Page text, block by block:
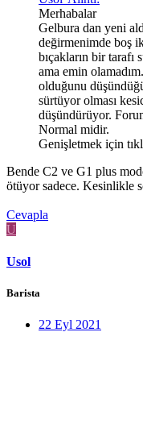
Merhabalar
Gelbura dan yeni
değirmenimde boş
bıçakların bir
ama emin
olduğunu
sürtüyor olması
düşündürüyor.
Normal midir.
Genişletmek için
Bende C2 ve G1 plus
ötüyor sadece. Kesinlikle
Cevapla
U
Usol
Barista
22 Eyl 2021